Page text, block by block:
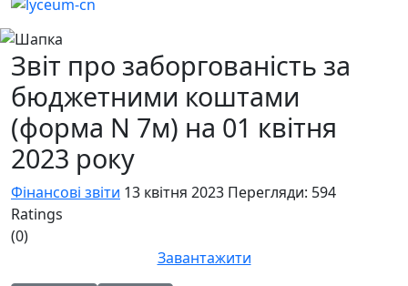
Звіт про заборгованість за
бюджетними коштами
(форма N 7м) на 01 квітня
2023 року
Фінансові звіти 13 квітня 2023 Перегляди: 594
Ratings
(0)
Завантажити